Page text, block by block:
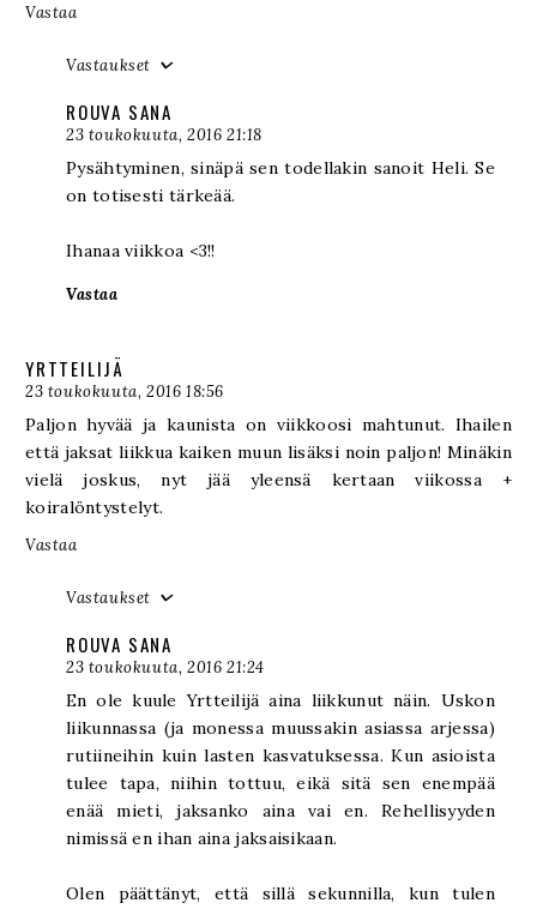
Vastaa
Vastaukset
ROUVA SANA
23 toukokuuta, 2016 21:18
Pysähtyminen, sinäpä sen todellakin sanoit Heli. Se
on totisesti tärkeää.
Ihanaa viikkoa <3!!
Vastaa
YRTTEILIJÄ
23 toukokuuta, 2016 18:56
Paljon hyvää ja kaunista on viikkoosi mahtunut. Ihailen
että jaksat liikkua kaiken muun lisäksi noin paljon! Minäkin
vielä joskus, nyt jää yleensä kertaan viikossa +
koiralöntystelyt.
Vastaa
Vastaukset
ROUVA SANA
23 toukokuuta, 2016 21:24
En ole kuule Yrtteilijä aina liikkunut näin. Uskon
liikunnassa (ja monessa muussakin asiassa arjessa)
rutiineihin kuin lasten kasvatuksessa. Kun asioista
tulee tapa, niihin tottuu, eikä sitä sen enempää
enää mieti, jaksanko aina vai en. Rehellisyyden
nimissä en ihan aina jaksaisikaan.
Olen päättänyt, että sillä sekunnilla, kun tulen